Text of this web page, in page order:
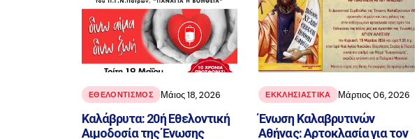
ΕΘΕΛΟΝΤΙΣΜΟΣ Μάιος 18, 2026
Καλάβρυτα: 20ή Εθελοντική
Αιμοδοσία της Ένωσης
ΕΚΚΛΗΣΙΑΣΤΙΚΑ Μάρτιος 06, 2026
Ένωση Καλαβρυτινών
Αθήνας: Αρτοκλασία για τον